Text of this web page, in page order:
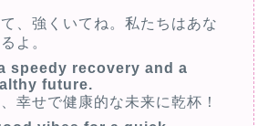
、強くいてね。私たちはあな
よ。
speedy recovery and a
future.
幸せで健康的な未来に乾杯！